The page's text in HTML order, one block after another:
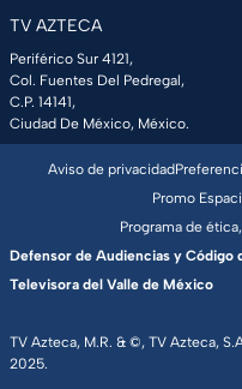
TV AZTECA
Periférico Sur 4121,
Col. Fuentes Del Pedregal,
C.P. 14141,
Ciudad De México, México.
TV Azteca, M.R. & ©, TV Azteca,
2025.
Aviso de privacidad
Promo
Programa de
Defensor de Audiencias y Código
Televisora del Valle de México